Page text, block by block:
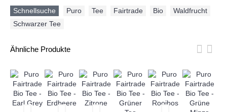
Schnellsuche Puro Tee Fairtrade Bio Waldfrucht
Schwarzer Tee
Ähnliche Produkte